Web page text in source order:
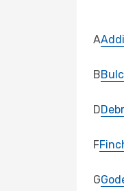
A
B
D
F
G